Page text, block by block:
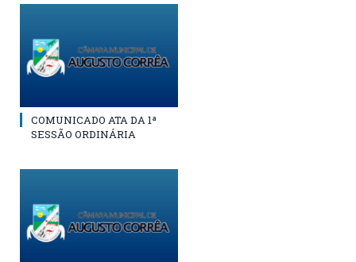
COMUNICADO ATA DA 1ª
SESSÃO ORDINÁRIA